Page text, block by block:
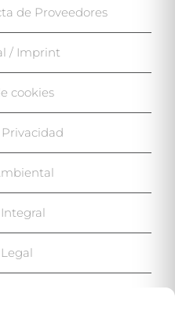
de Proveedores
/ Imprint
cookies